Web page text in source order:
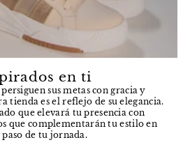
en ti
sus metas con gracia y
tienda es el reflejo de su elegancia.
que elevará tu presencia con
que complementarán tu estilo en
paso de tu jornada.